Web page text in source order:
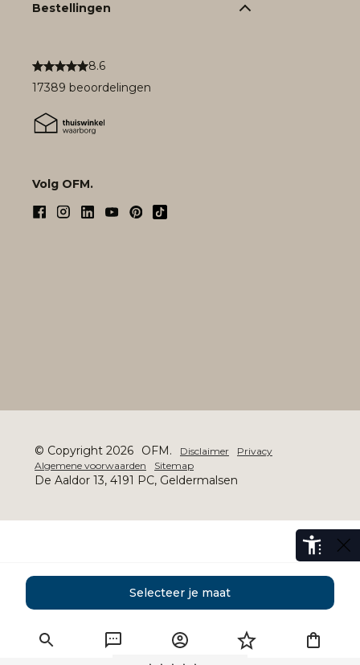
Selecteer je maat
8.6
17389 beoordelingen
Volg OFM.
Bestellingen
© Copyright 2026 OFM. Disclaimer
Privacy
Algemene voorwaarden
Sitemap
De Aaldor 13, 4191 PC, Geldermalsen